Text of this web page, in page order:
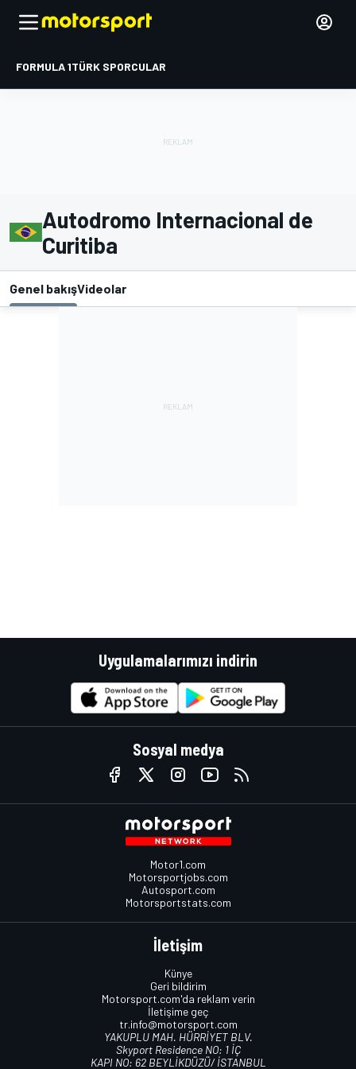
FORMULA 1TÜRK SPORCULAR
Autodromo Internacional de
Curitiba
Genel bakışVideolar
Uygulamalarımızı indirin
Sosyal medya
Motor1.com
Motorsportjobs.com
Autosport.com
Motorsportstats.com
İletişim
Künye
Geri bildirim
Motorsport.com'da reklam verin
İletişime geç
tr.info@motorsport.com
YAKUPLU MAH. HÜRRİYET BLV.
Skyport Residence NO: 1 İÇ
KAPI NO: 62 BEYLİKDÜZÜ/ İSTANBUL